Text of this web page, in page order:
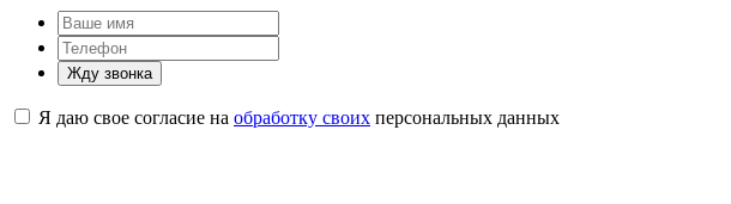
Жду звонка
Я даю свое согласие на обработку своих персональных данных